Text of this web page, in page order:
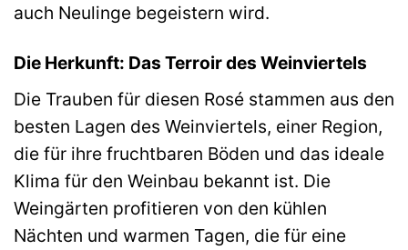
auch Neulinge begeistern wird.
Die Herkunft: Das Terroir des Weinviertels
Die Trauben für diesen Rosé stammen aus den
besten Lagen des Weinviertels, einer Region,
die für ihre fruchtbaren Böden und das ideale
Klima für den Weinbau bekannt ist. Die
Weingärten profitieren von den kühlen
Nächten und warmen Tagen, die für eine